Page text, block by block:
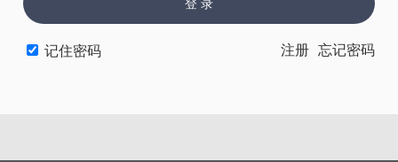
登 录
记住密码 忘记密码
注册